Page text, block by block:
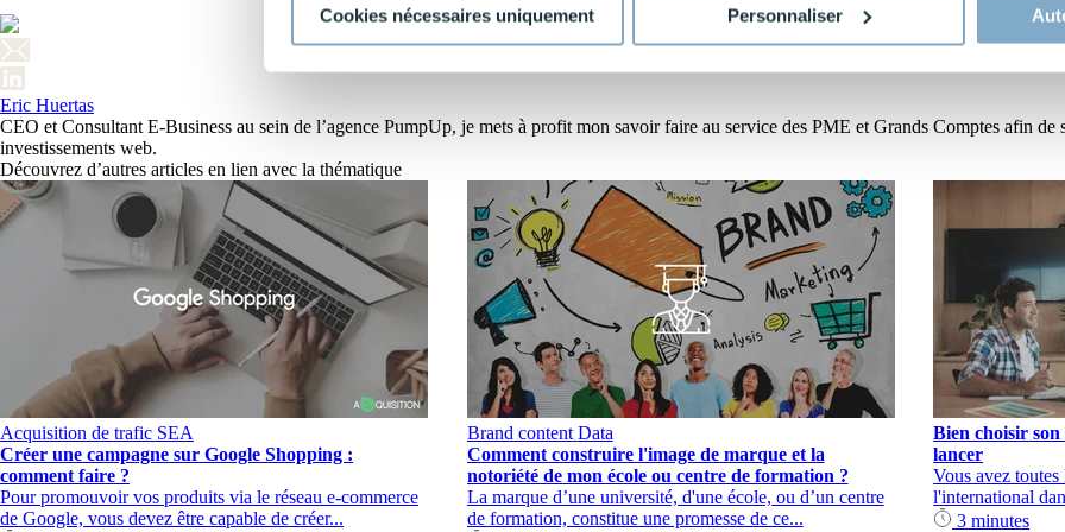
Cookies nécessaires uniquement Personnaliser
Eric Huertas
CEO et Consultant E-Business au sein de l’agence PumpUp, je mets à profit mon savoir faire au service des PME et Grands Comptes afin
investissements web.
Découvrez d’autres articles en lien avec la thématique
Acquisition de trafic SEA
Créer une campagne sur Google Shopping :
comment faire ?
Pour promouvoir vos produits via le réseau e-commerce
de Google, vous devez être capable de créer...
Brand content Data
Comment construire l'image de marque et la
notoriété de mon école ou centre de formation ?
La marque d’une université, d'une école, ou d’un centre
de formation, constitue une promesse de ce...
Bien choisir
lancer
Vous avez
l'international
3 minutes